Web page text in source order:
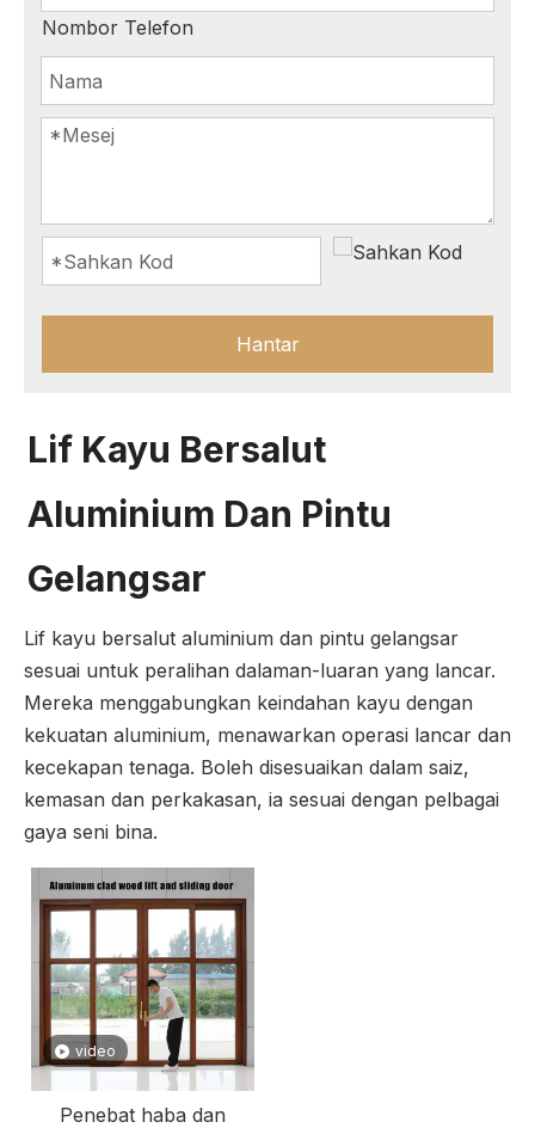
Nombor Telefon
Hantar
Lif Kayu Bersalut
Aluminium Dan Pintu
Gelangsar
Lif kayu bersalut aluminium dan pintu gelangsar
sesuai untuk peralihan dalaman-luaran yang lancar.
Mereka menggabungkan keindahan kayu dengan
kekuatan aluminium, menawarkan operasi lancar dan
kecekapan tenaga. Boleh disesuaikan dalam saiz,
kemasan dan perkakasan, ia sesuai dengan pelbagai
gaya seni bina.
video
Penebat haba dan